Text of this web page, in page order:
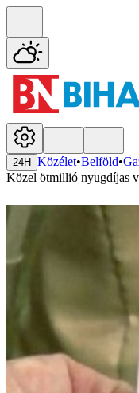
24H Közélet•Belföld•
Közel ötmillió nyugdíjas